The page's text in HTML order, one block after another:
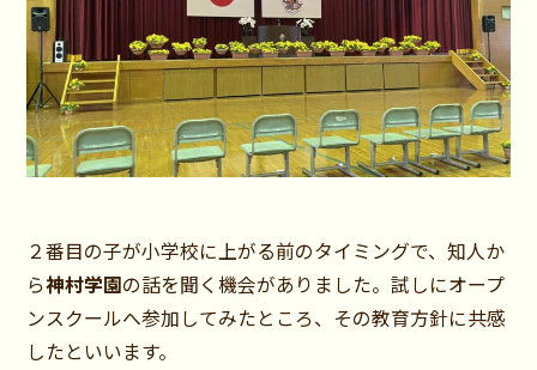
２番目の子が小学校に上がる前のタイミングで、知人か
ら神村学園の話を聞く機会がありました。試しにオープ
ンスクールへ参加してみたところ、その教育方針に共感
したといいます。